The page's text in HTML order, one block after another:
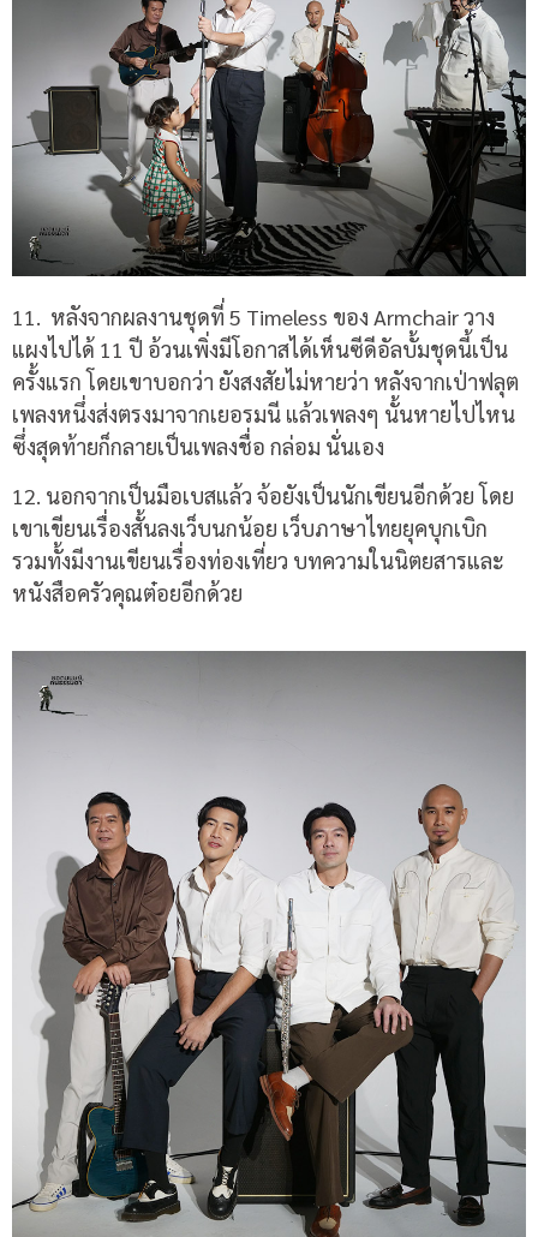
11. หลังจากผลงานชุดที่ 5 Timeless ของ Armchair วาง
แผงไปได้ 11 ปี อ้วนเพิ่งมีโอกาสได้เห็นซีดีอัลบั้มชุดนี้เป็น
ครั้งแรก โดยเขาบอกว่า ยังสงสัยไม่หายว่า หลังจากเป่าฟลุต
เพลงหนึ่งส่งตรงมาจากเยอรมนี แล้วเพลงๆ นั้นหายไปไหน
ซึ่งสุดท้ายก็กลายเป็นเพลงชื่อ กล่อม นั่นเอง
12. นอกจากเป็นมือเบสแล้ว จ้อยังเป็นนักเขียนอีกด้วย โดย
เขาเขียนเรื่องสั้นลงเว็บนกน้อย เว็บภาษาไทยยุคบุกเบิก
รวมทั้งมีงานเขียนเรื่องท่องเที่ยว บทความในนิตยสารและ
หนังสือครัวคุณต๋อยอีกด้วย